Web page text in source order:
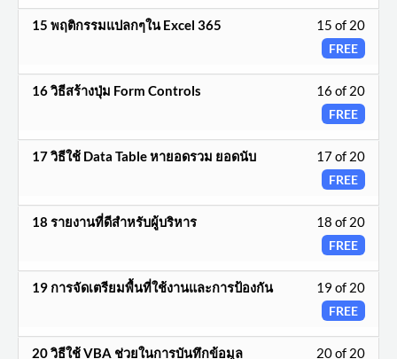
เรียน.
ราย
ชื่อ
เรียน.
20
ราย
ชื่อ
เรียน.
15 of 20
FREE
15 พฤติกรรมแปลกๆใน Excel 365
15
20
ราย
ชื่อ
เรียน.
16 of 20
FREE
16 วิธีสร้างปุ่ม Form Controls
16
20
ราย
ชื่อ
เรียน.
17 of 20
FREE
17 วิธีใช้ Data Table หายอดรวม ยอดนับ
17
20
ราย
ชื่อ
18 of 20
FREE
18 รายงานที่ดีสำหรับผู้บริหาร
18
20
19 of 20
FREE
19 การจัดเตรียมพื้นที่ใช้งานและการป้องกัน
19
20
20 of 20
20 วิธีใช้ VBA ช่วยในการบันทึกข้อมูล